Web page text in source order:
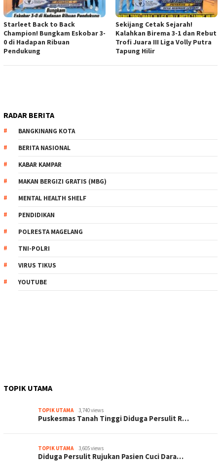
Starleet Back to Back
Champion! Bungkam Eskobar 3-
0 di Hadapan Ribuan
Pendukung
Sekijang Cetak Sejarah!
Kalahkan Birema 3-1 dan Rebut
Trofi Juara III Liga Volly Putra
Tapung Hilir
RADAR BERITA
BANGKINANG KOTA
BERITA NASIONAL
KABAR KAMPAR
MAKAN BERGIZI GRATIS (MBG)
MENTAL HEALTH SHELF
PENDIDIKAN
POLRESTA MAGELANG
TNI-POLRI
VIRUS TIKUS
YOUTUBE
TOPIK UTAMA
TOPIK UTAMA 3,740 views
Puskesmas Tanah Tinggi Diduga Persulit R…
TOPIK UTAMA 3,605 views
Diduga Persulit Rujukan Pasien Cuci Dara…